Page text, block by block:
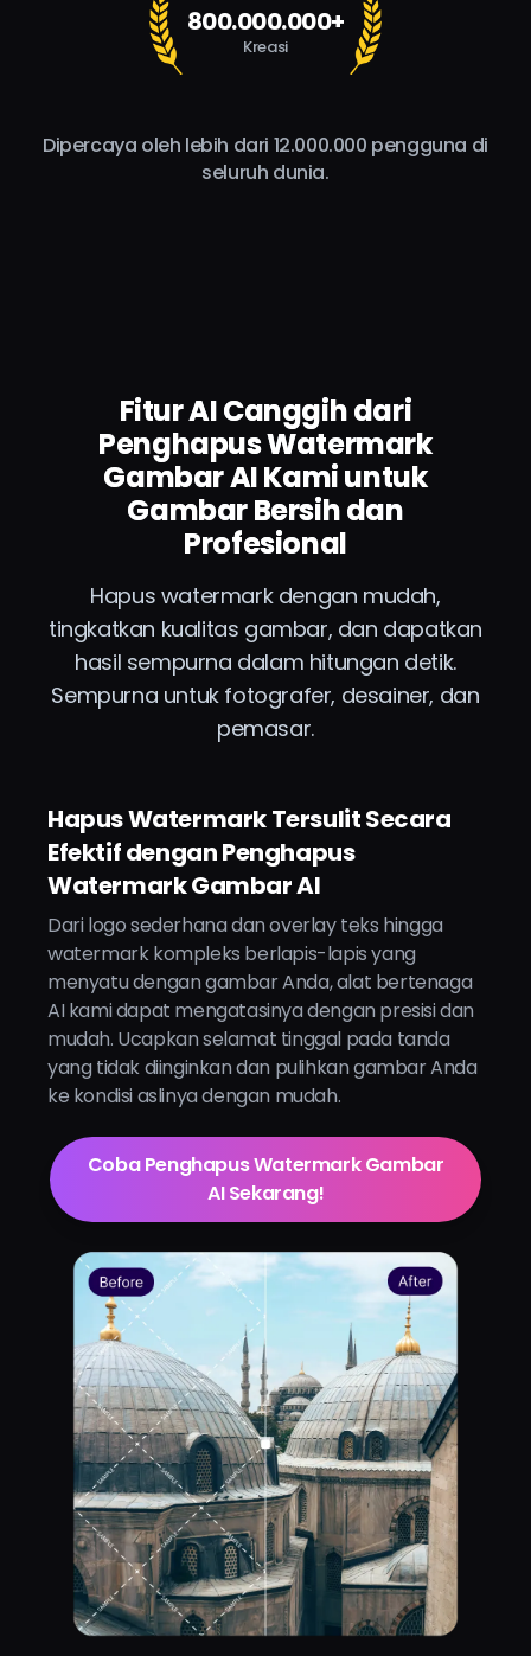
800.000.000+
Kreasi
Dipercaya oleh lebih dari 12.000.000 pengguna di
seluruh dunia.
Fitur AI Canggih dari
Penghapus Watermark
Gambar AI Kami untuk
Gambar Bersih dan
Profesional
Hapus watermark dengan mudah,
tingkatkan kualitas gambar, dan dapatkan
hasil sempurna dalam hitungan detik.
Sempurna untuk fotografer, desainer, dan
pemasar.
Hapus Watermark Tersulit Secara
Efektif dengan Penghapus
Watermark Gambar AI
Dari logo sederhana dan overlay teks hingga
watermark kompleks berlapis-lapis yang
menyatu dengan gambar Anda, alat bertenaga
AI kami dapat mengatasinya dengan presisi dan
mudah. Ucapkan selamat tinggal pada tanda
yang tidak diinginkan dan pulihkan gambar Anda
ke kondisi aslinya dengan mudah.
Coba Penghapus Watermark Gambar
AI Sekarang!